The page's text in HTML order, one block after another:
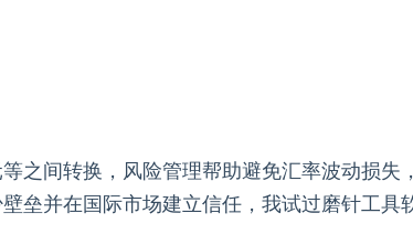
之间转换，风险管理帮助避免汇率波动损
垒并在国际市场建立信任，我试过磨针工具